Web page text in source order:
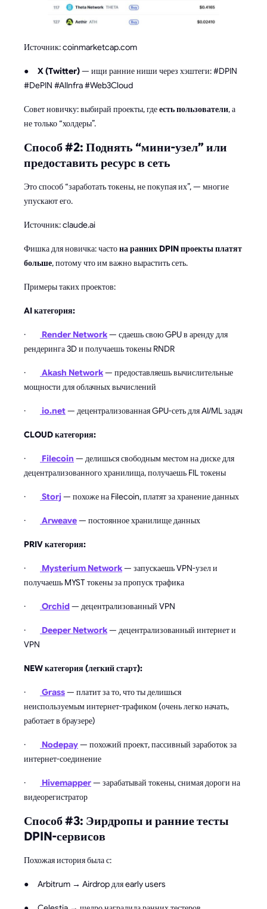
Источник: coinmarketcap.com
● X (Twitter)— ищи ранние ниши через хэштеги: #DPIN
#DePIN #AIInfra #Web3Cloud
Совет новичку: выбирай проекты, гдеесть пользователи, а
не только “холдеры”.
Способ #2: Поднять “мини-узел” или
предоставить ресурс в сеть
Это способ “заработать токены, не покупая их”, — многие
упускают его.
Источник: claude.ai
Фишка для новичка: частона ранних DPIN проекты платят
больше, потому что им важно вырастить сеть.
Примеры таких проектов:
AI категория:
· Render Network— сдаешь свою GPU в аренду для
рендеринга 3D и получаешь токены RNDR
· Akash Network— предоставляешь вычислительные
мощности для облачных вычислений
· io.net— децентрализованная GPU-сеть для AI/ML задач
CLOUD категория:
· Filecoin — делишься свободным местом на диске для
децентрализованного хранилища, получаешь FIL токены
· Storj— похоже на Filecoin, платят за хранение данных
· Arweave— постоянное хранилище данных
PRIV категория:
· Mysterium Network— запускаешь VPN-узел и
получаешь MYST токены за пропуск трафика
· Orchid— децентрализованный VPN
· Deeper Network— децентрализованный интернет и
VPN
NEW категория (легкий старт):
· Grass— платит за то, что ты делишься
неиспользуемым интернет-трафиком (очень легко начать,
работает в браузере)
· Nodepay— похожий проект, пассивный заработок за
интернет-соединение
· Hivemapper— зарабатывай токены, снимая дороги на
видеорегистратор
Способ #3: Эирдропы и ранние тесты
DPIN-сервисов
Похожая история была с:
● Arbitrum → Airdrop для early users